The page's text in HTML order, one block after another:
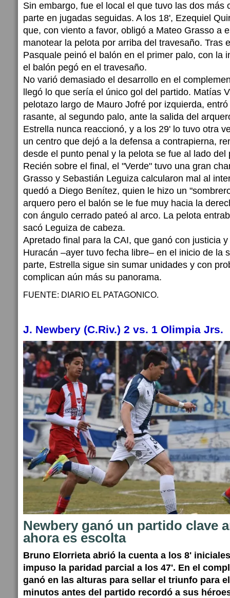
Sin embargo, fue el local el que tuvo las dos más
parte en jugadas seguidas. A los 18', Ezequiel
que, con viento a favor, obligó a Mateo Grasso a
manotear la pelota por arriba del travesaño. Tras
Pasquale peinó el balón en el primer palo, con la
el balón pegó en el travesaño.
No varió demasiado el desarrollo en el
llegó lo que sería el único gol del partido. Matías
pelotazo largo de Mauro Jofré por izquierda,
rasante, al segundo palo, ante la salida del
Estrella nunca reaccionó, y a los 29' lo tuvo otra
un centro que dejó a la defensa a contrapierna,
desde el punto penal y la pelota se fue al lado del
Recién sobre el final, el "Verde" tuvo una gran
Grasso y Sebastián Leguiza calcularon mal al
quedó a Diego Benítez, quien le hizo un
arquero pero el balón se le fue muy hacia la
con ángulo cerrado pateó al arco. La pelota
sacó Leguiza de cabeza.
Apretado final para la CAI, que ganó con justicia
Huracán –ayer tuvo fecha libre– en el inicio de la
parte, Estrella sigue sin sumar unidades y con
complican aún más su panorama.
FUENTE: DIARIO EL PATAGONICO.
J. Newbery (C.Riv.) 2 vs. 1 Olimpia Jrs.
Newbery ganó un partido clave
ahora es escolta
Bruno Elorrieta abrió la cuenta a los 8'
impuso la paridad parcial a los 47'. En el
ganó en las alturas para sellar el triunfo para
minutos antes del partido recordó a sus